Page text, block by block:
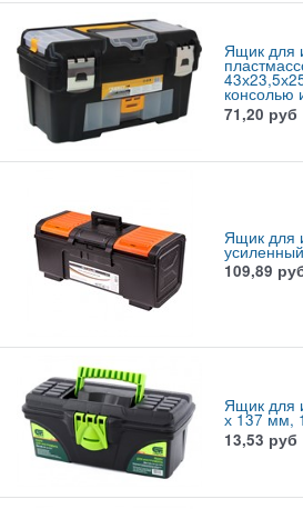
Ящик для
консолью
71,20 руб
Ящик для
109,89
Ящик для
х 137 мм,
13,53 руб